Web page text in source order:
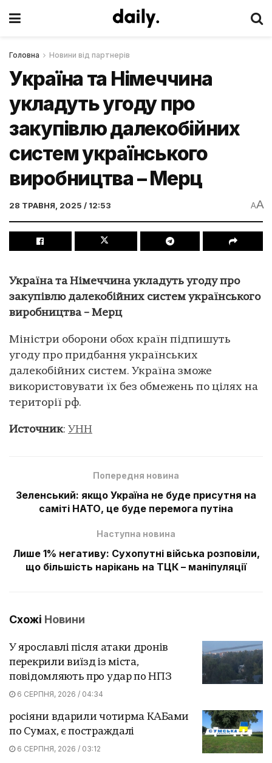
Головна Новини від партнерів
Україна та Німеччина
укладуть угоду про
закупівлю далекобійних
систем українського
виробництва – Мерц
28 ТРАВНЯ, 2025 / 12:53 AA
Україна та Німеччина укладуть угоду про
закупівлю далекобійних систем українського
виробництва – Мерц
Міністри оборони обох країн підпишуть
угоду про придбання українських
далекобійних систем. Україна зможе
використовувати їх без обмежень по цілях на
території рф.
Источник: УНН
Попередня новина
Зеленський: якщо Україна не буде присутня на
саміті НАТО, це буде перемога путіна
Наступна новина
Лише 1% негативу: Сухопутні війська розповіли,
що більшість нарікань на ТЦК – маніпуляції
Схожі Новини
У ярославлі після атаки дронів
перекрили виїзд із міста,
повідомляють про удар по НПЗ
6 СЕРПНЯ, 2026 / 04:34
росіяни вдарили чотирма КАБами
по Сумах, є постраждалі
6 СЕРПНЯ, 2026 / 03:12